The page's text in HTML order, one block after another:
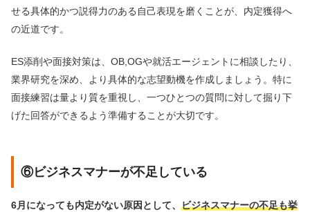
せる具体的かつ説得力のある自己表現を磨くことが、内定獲得へ
の近道です。
ES添削や面接対策は、OB,OGや就活エージェントに相談したり、
業界研究を深め、より具体的な志望動機を作成しましょう。特に
面接練習は量より質を重視し、一つひとつの質問に対して掘り下
げた回答ができるよう準備することが大切です。
⑥ビジネスマナーが不足している
6月になっても内定がない原因として、 ビジネスマナーの不足も挙